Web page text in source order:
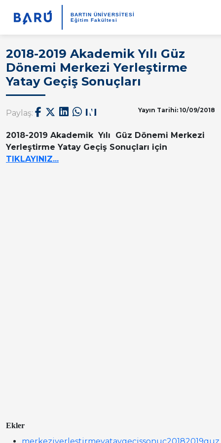
BARTIN ÜNİVERSİTESİ
Eğitim Fakültesi
2018-2019 Akademik Yılı Güz
Dönemi Merkezi Yerleştirme
Yatay Geçiş Sonuçları
Paylaş: Yayın Tarihi: 10/09/2018
2018-2019 Akademik Yılı Güz Dönemi Merkezi
Yerleştirme Yatay Geçiş Sonuçları için
TIKLAYINIZ...
Ekler